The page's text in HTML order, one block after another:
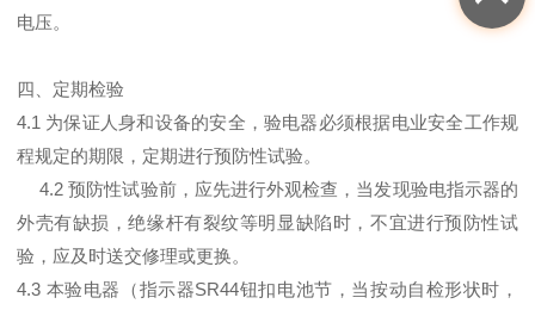
电压。
四、定期检验
4.1 为保证人身和设备的安全，验电器必须根据电业安全工作规
程规定的期限，定期进行预防性试验。
4.2 预防性试验前，应先进行外观检查，当发现验电指示器的
外壳有缺损，绝缘杆有裂纹等明显缺陷时，不宜进行预防性试
验，应及时送交修理或更换。
4.3 本验电器（指示器SR44钮扣电池节，当按动自检形状时，